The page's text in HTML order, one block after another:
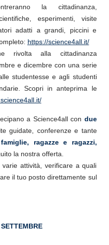
la cittadinanza,
esperimenti, visite
adatti a grandi, piccini e
https://science4all.it/
rivolta alla cittadinanza
e dicembre con una serie
studentesse e agli studenti
Scopri in anteprima le
a Science4all con due
guidate, conferenze e tante
ragazze e ragazzi,
la nostra offerta.
attività, verificare a quali
il tuo posto direttamente sul